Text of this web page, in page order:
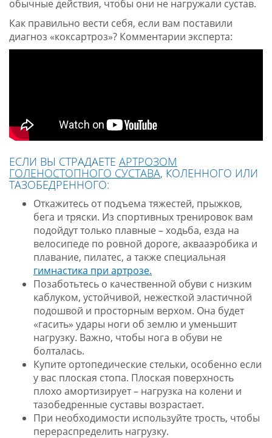
обычные действия, чтобы они не нагружали сустав.
Как правильно вести себя, если вам поставили
диагноз «коксартроз»? Комментарии эксперта:
ЕСЛИ ВЫ СТРАДАЕТЕ АРТРОЗОМ
ГОЛЕНОСТОПНОГО СУСТАВА, КОЛЕННОГО ИЛИ
ТАЗОБЕДРЕННОГО:
Откажитесь от подъема тяжестей, прыжков,
бега и тряски. Из спортивных тренировок вам
подойдут только плавные – ходьба, езда на
велосипеде по ровной дороге, аквааэробика и
плавание, пилатес, а также специальная
гимнастика при артрозе.
Позаботьтесь о качественной обуви с низким
каблуком, устойчивой, нежесткой эластичной
подошвой и просторным верхом. Она будет
«гасить» удары ноги об землю и уменьшит
нагрузку. Важно, чтобы нога в обуви не
болталась.
Купите ортопедические стельки, особенно если
у вас плоская стопа. Плоская поверхность
плохо амортизирует – нагрузка на колени и
тазобедренные суставы возрастает.
При необходимости используйте трость, чтобы
перераспределить нагрузку.